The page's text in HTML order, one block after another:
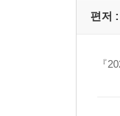
편저 :
『